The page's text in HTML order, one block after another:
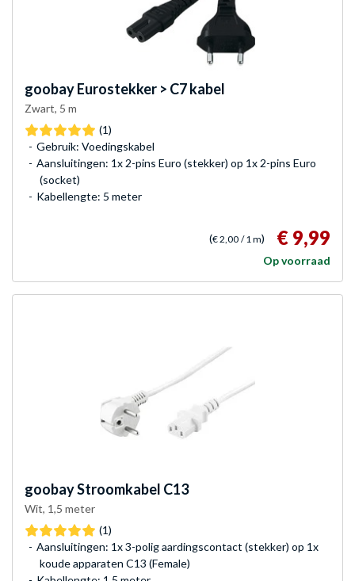
goobayEurostekker > C7 kabel
Zwart, 5 m
(1)
Gebruik: Voedingskabel
Aansluitingen: 1x 2-pins Euro (stekker) op 1x 2-pins Euro
(socket)
Kabellengte: 5 meter
(€ 2,00 / 1 m) € 9,99
Op voorraad
goobayStroomkabel C13
Wit, 1,5 meter
(1)
Aansluitingen: 1x 3-polig aardingscontact (stekker) op 1x
koude apparaten C13 (Female)